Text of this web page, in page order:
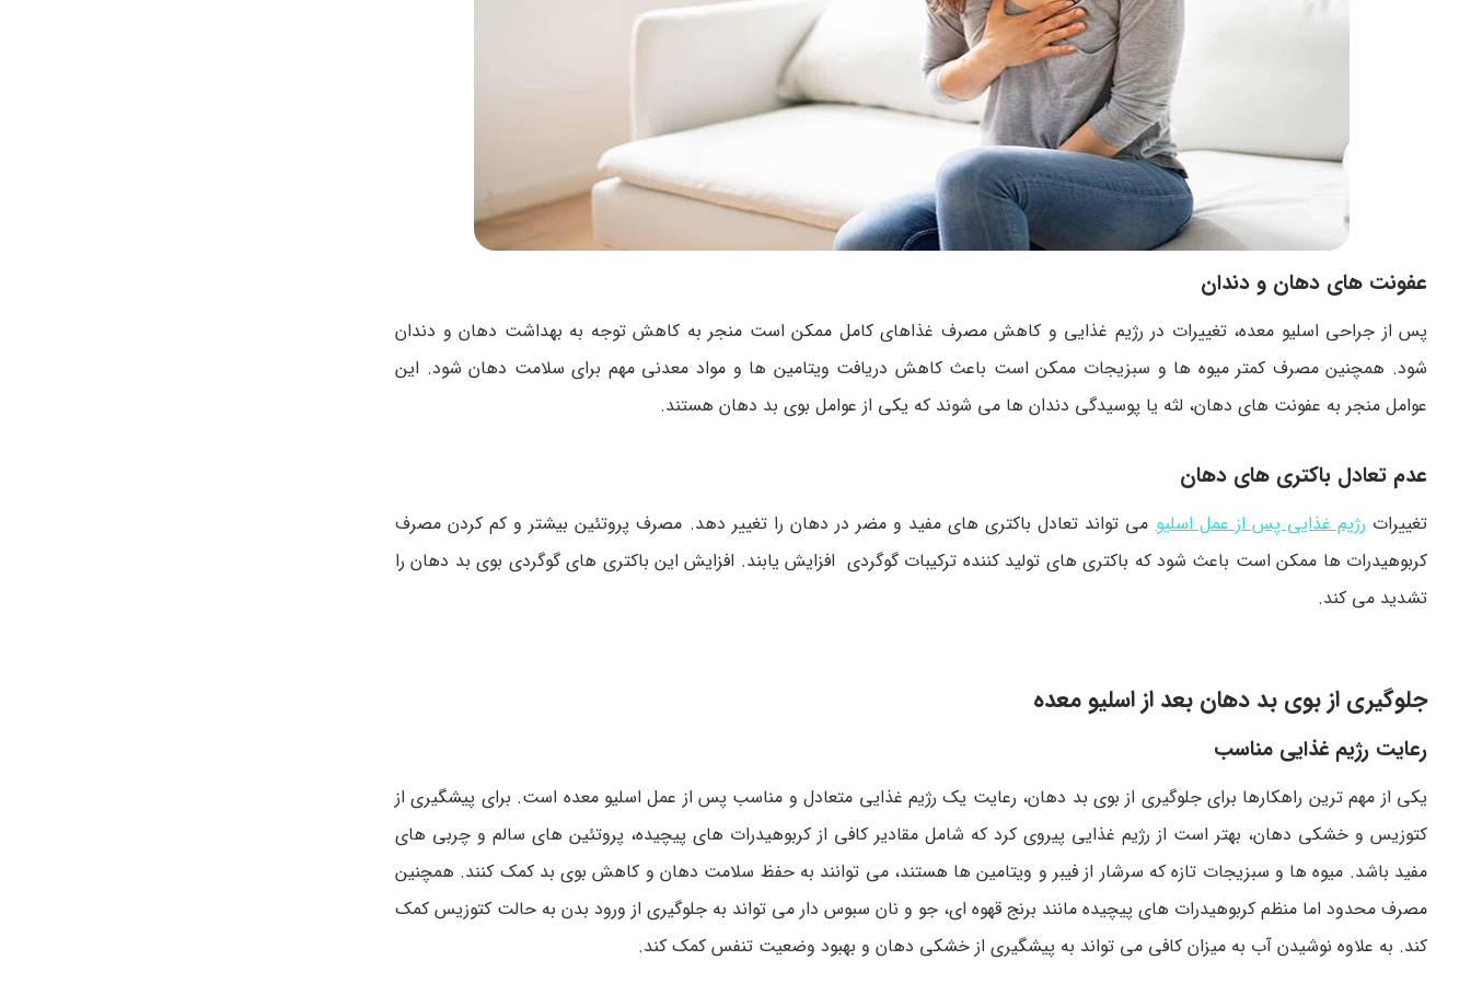
عفونت های دهان و دندان
پس از جراحی اسلیو معده، تغییرات در رژیم غذایی و کاهش مصرف غذاهای کامل ممکن است منجر به کاهش توجه به بهداشت دهان و دندان
شود. همچنین مصرف کمتر میوه ها و سبزیجات ممکن است باعث کاهش دریافت ویتامین ها و مواد معدنی مهم برای سلامت دهان شود. این
عوامل منجر به عفونت های دهان، لثه یا پوسیدگی دندان ها می شوند که یکی از عوامل بوی بد دهان هستند.
عدم تعادل باکتری های دهان
تغییرات رژیم غذایی پس از عمل اسلیومی تواند تعادل باکتری های مفید و مضر در دهان را تغییر دهد. مصرف پروتئین بیشتر و کم کردن مصرف
کربوهیدرات ها ممکن است باعث شود که باکتری های تولید کننده ترکیبات گوگردی افزایش یابند. افزایش این باکتری های گوگردی بوی بد دهان را
تشدید می کند.
جلوگیری از بوی بد دهان بعد از اسلیو معده
رعایت رژیم غذایی مناسب
یکی از مهم ترین راهکارها برای جلوگیری از بوی بد دهان، رعایت یک رژیم غذایی متعادل و مناسب پس از عمل اسلیو معده است. برای پیشگیری از
کتوزیس و خشکی دهان، بهتر است از رژیم غذایی پیروی کرد که شامل مقادیر کافی از کربوهیدرات های پیچیده، پروتئین های سالم و چربی های
مفید باشد. میوه ها و سبزیجات تازه که سرشار از فیبر و ویتامین ها هستند، می توانند به حفظ سلامت دهان و کاهش بوی بد کمک کنند. همچنین
مصرف محدود اما منظم کربوهیدرات های پیچیده مانند برنج قهوه ای، جو و نان سبوس دار می تواند به جلوگیری از ورود بدن به حالت کتوزیس کمک
کند. به علاوه نوشیدن آب به میزان کافی می تواند به پیشگیری از خشکی دهان و بهبود وضعیت تنفس کمک کند.